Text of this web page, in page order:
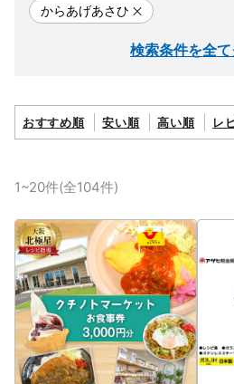
からあげあさひ
検索条件を全
おすすめ順 安い順 高い順 レ
1~20件(全104件)